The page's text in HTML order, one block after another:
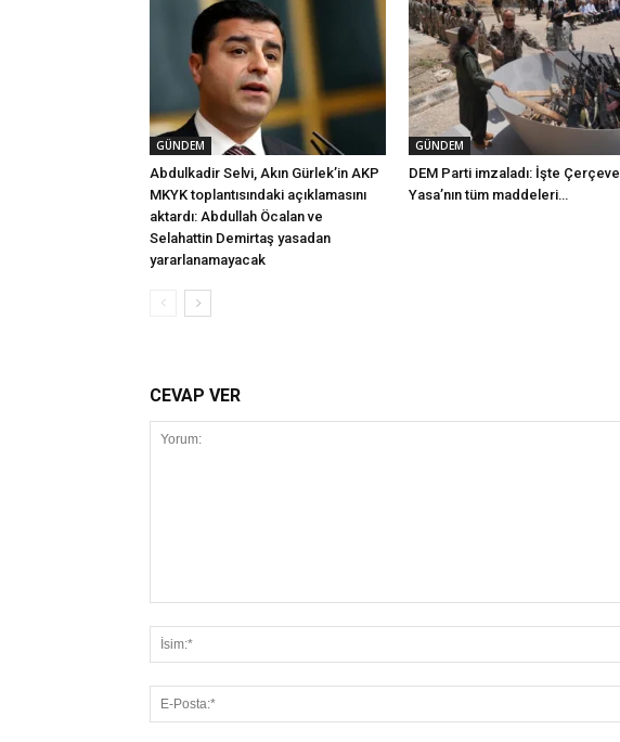
GÜNDEM
Abdulkadir Selvi, Akın Gürlek’in AKP
MKYK toplantısındaki açıklamasını
aktardı: Abdullah Öcalan ve
Selahattin Demirtaş yasadan
yararlanamayacak
GÜNDEM
DEM Parti imzaladı: İşte Çerçeve
Yasa’nın tüm maddeleri…
CEVAP VER